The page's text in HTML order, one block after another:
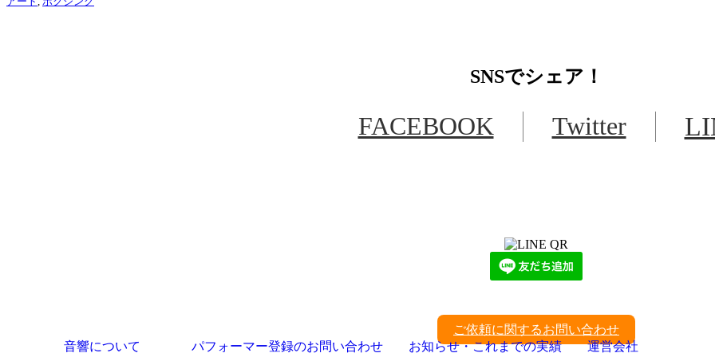
SNSでシェア！
FACEBOOK Twitter
ご依頼に関するお問い合わせ
音響について
パフォーマー登録のお問い合わせ お知らせ・これまでの実績 運営会社